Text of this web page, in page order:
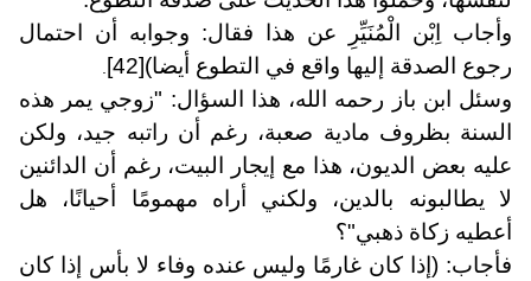
وأجاب اِبْن الْمُنَيِّرِ عن هذا فقال: وجوابه أن احتمال
رجوع الصدقة إليها واقع في التطوع أيضا)[42]
وسئل ابن باز رحمه الله، هذا السؤال: "زوجي يمر هذه
السنة بظروف مادية صعبة، رغم أن راتبه جيد، ولكن
عليه بعض الديون، هذا مع إيجار البيت، رغم أن الدائنين
لا يطالبونه بالدين، ولكني أراه مهمومًا أحيانًا، هل
أعطيه زكاة ذهبي"؟
فأجاب: (إذا كان غارمًا وليس عنده وفاء لا بأس إذا كان